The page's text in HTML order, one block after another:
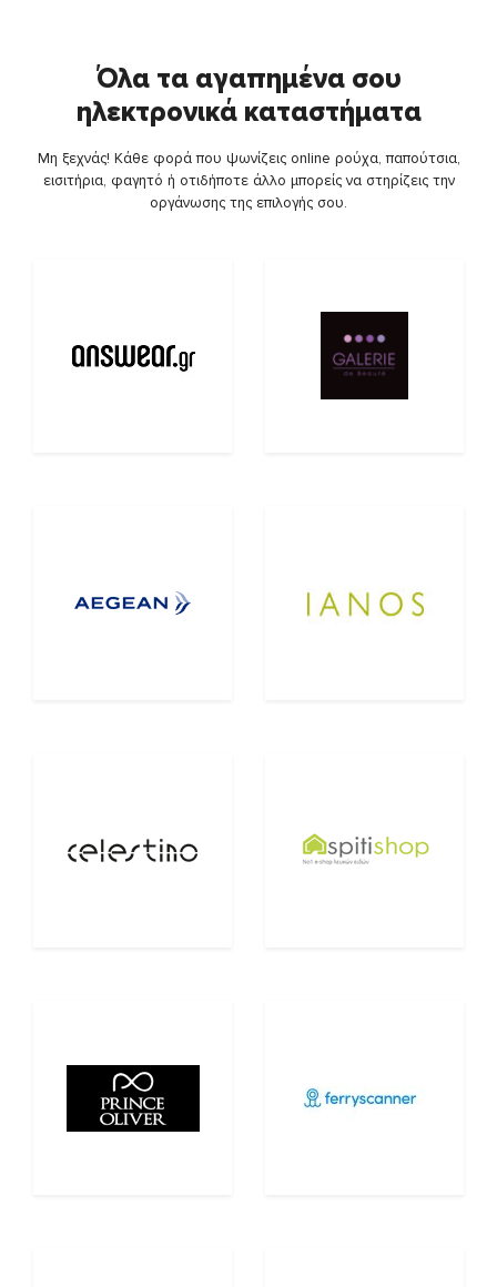
Όλα τα αγαπημένα σου
ηλεκτρονικά καταστήματα
Μη ξεχνάς! Κάθε φορά που ψωνίζεις online ρούχα, παπούτσια,
εισιτήρια, φαγητό ή οτιδήποτε άλλο μπορείς να στηρίζεις την
οργάνωσης της επιλογής σου.